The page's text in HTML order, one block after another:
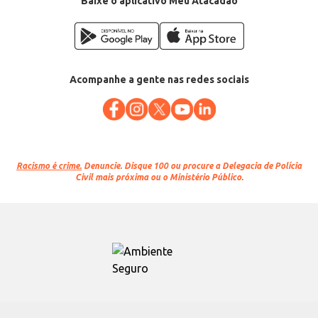
Acompanhe a gente nas redes sociais
Racismo é crime. Denuncie. Disque 100 ou procure a Delegacia de Polícia
Civil mais próxima ou o Ministério Público.